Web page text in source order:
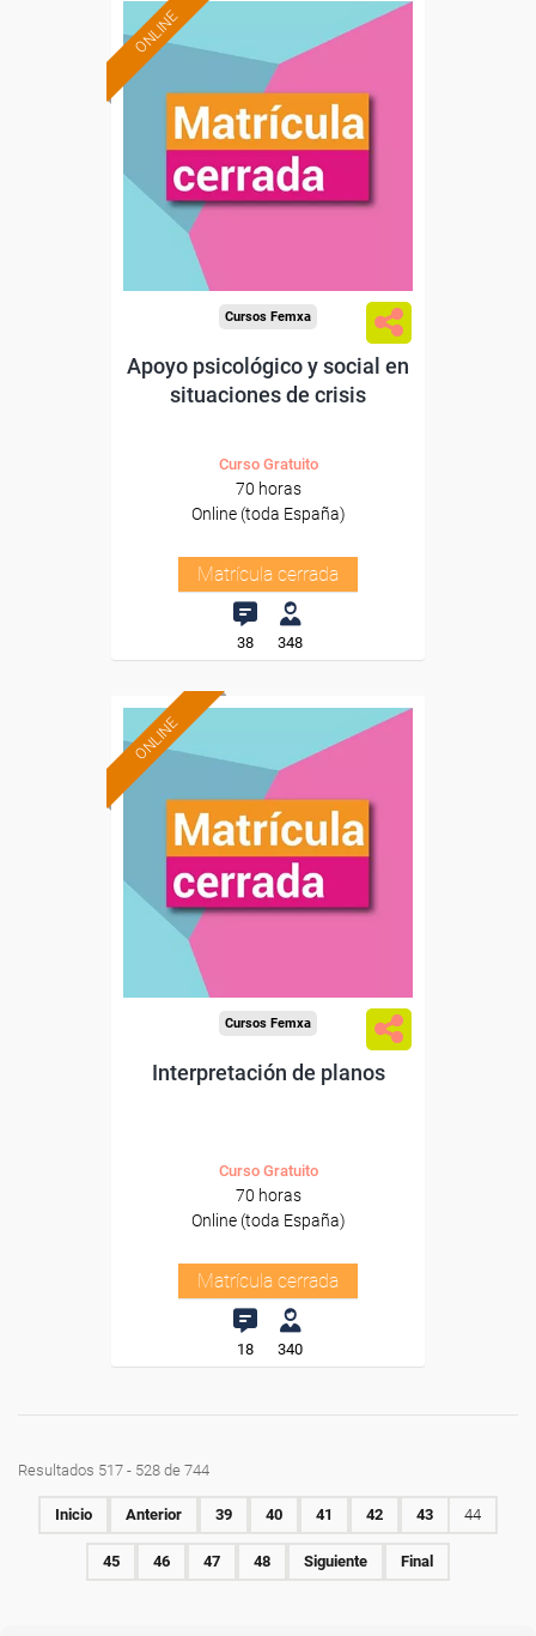
ONLINE
Cursos Femxa
Apoyo psicológico y social en
situaciones de crisis
Curso Gratuito
70 horas
Online (toda España)
Matrícula cerrada
38 348
ONLINE
Cursos Femxa
Interpretación de planos
Curso Gratuito
70 horas
Online (toda España)
Matrícula cerrada
18 340
Resultados 517 - 528 de 744
Inicio Anterior 39 40 41 42 43 44
45 46 47 48 Siguiente Final